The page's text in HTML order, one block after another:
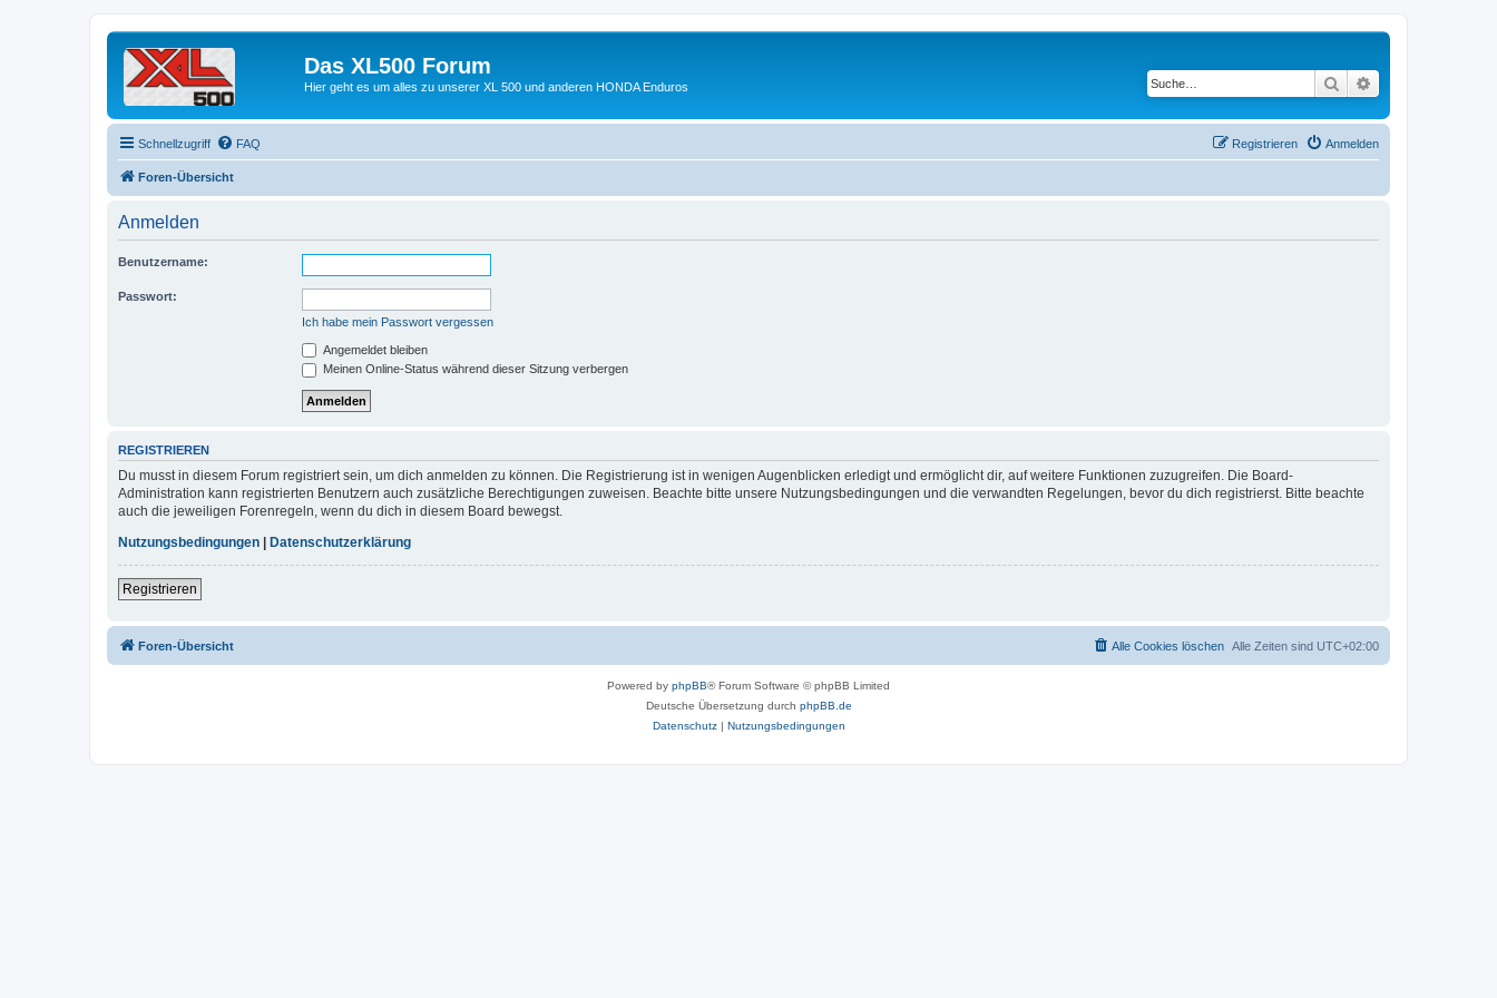
Das XL500 Forum
Hier geht es um alles zu unserer XL 500 und anderen HONDA Enduros Suche
Schnellzugriff FAQ Anmelden
Registrieren
Foren-Übersicht
Anmelden
Benutzername:
Passwort:
Ich habe mein Passwort vergessen
Angemeldet bleiben
Meinen Online-Status während dieser Sitzung verbergen
REGISTRIEREN
Du musst in diesem Forum registriert sein, um dich anmelden zu können. Die Registrierung ist in wenigen Augenblicken erledigt und ermöglicht dir, auf weitere Funktionen zuzugreifen. Die Board-
Administration kann registrierten Benutzern auch zusätzliche Berechtigungen zuweisen. Beachte bitte unsere Nutzungsbedingungen und die verwandten Regelungen, bevor du dich registrierst. Bitte beachte
auch die jeweiligen Forenregeln, wenn du dich in diesem Board bewegst.
Nutzungsbedingungen
Datenschutzerklärung
Registrieren
Foren-Übersicht Alle Zeiten sind UTC+02:00
Alle Cookies löschen
Powered by phpBB® Forum Software © phpBB Limited
Deutsche Übersetzung durch phpBB.de
Datenschutz| Nutzungsbedingungen